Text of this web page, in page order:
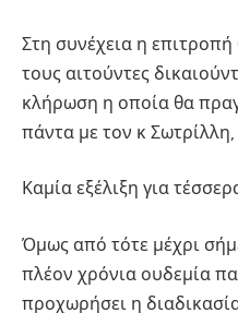
Στη συνέχεια η
τους αιτούντες
κλήρωση η οποία θα
πάντα με τον κ
Καμία εξέλιξη για
Όμως από τότε μέχρι
πλέον χρόνια ουδεμία
προχωρήσει η